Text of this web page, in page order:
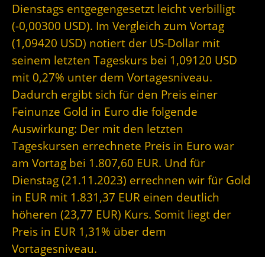
Dienstags entgegengesetzt leicht verbilligt
(-0,00300 USD). Im Vergleich zum Vortag
(1,09420 USD) notiert der US-Dollar mit
seinem letzten Tageskurs bei 1,09120 USD
mit 0,27% unter dem Vortagesniveau.
Dadurch ergibt sich für den Preis einer
Feinunze Gold in Euro die folgende
Auswirkung: Der mit den letzten
Tageskursen errechnete Preis in Euro war
am Vortag bei 1.807,60 EUR. Und für
Dienstag (21.11.2023) errechnen wir für Gold
in EUR mit 1.831,37 EUR einen deutlich
höheren (23,77 EUR) Kurs. Somit liegt der
Preis in EUR 1,31% über dem
Vortagesniveau.